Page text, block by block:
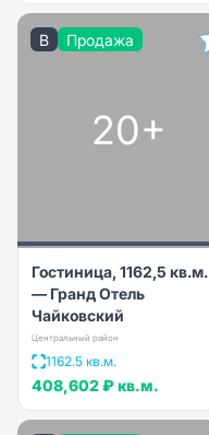
B Продажа
20+
Гостиница, 1162,5 кв.м.
— Гранд Отель
Чайковский
Центральный район
1162.5 кв.м.
408,602 ₽ кв.м.